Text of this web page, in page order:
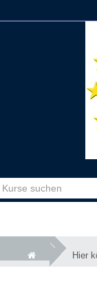
Deutsch ‎(de)‎
Hier